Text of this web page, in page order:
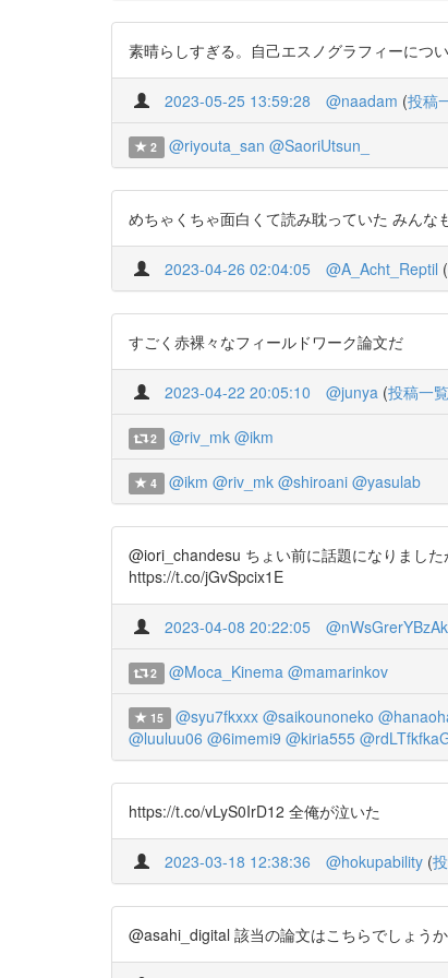
素晴らしすぎる。自己エスノグラフィーにつ
2023-05-25 13:59:28 @naadam (投稿
2 @riyouta_san @SaoriUtsun_
めちゃくちゃ面白くて読み耽っていた みん
2023-04-26 02:04:05 @A_Acht_Reptil (
すごく赤裸々なフィールドワーク論文だ
2023-04-22 20:05:10 @junya (投稿一覧
2 @riv_mk @ikm
4 @ikm @riv_mk @shiroani @yasulab
@iori_chandesu ちょい前に話題になりまし
https://t.co/jGvSpcix1E
2023-04-08 20:22:05
2 @Moca_Kinema @mamarinkov
15 @syu7fkxxx @saikounoneko
@luuluu06 @6imemi9 @kiria555
https://t.co/vLyS0IrD12 全俺が泣いた
2023-03-18 12:38:36 @hokupability (
@asahi_digital 該当の論文はこちらでしょう